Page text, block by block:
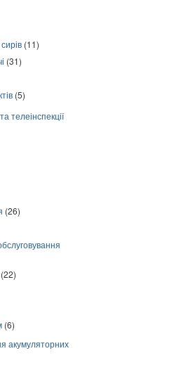
(11)
(31)
(5)
телеінспекції
(26)
(22)
(6)
акумуляторних